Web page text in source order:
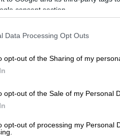
consent section.
Data Processing Opt Outs
opt-out of the Sharing of my
opt-out of the Sale of my Personal
opt-out of processing my Personal